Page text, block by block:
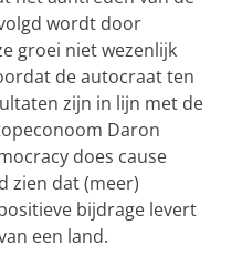
wordt door
groei niet wezenlijk
de autocraat ten
zijn in lijn met de
Daron
does cause
zien dat (meer)
bijdrage levert
een land.